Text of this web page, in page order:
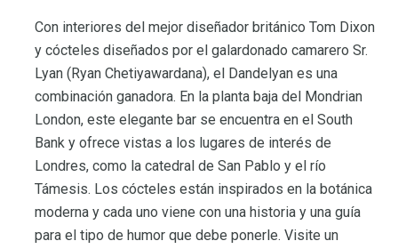
Con interiores del mejor diseñador británico Tom Dixon
y cócteles diseñados por el galardonado camarero Sr.
Lyan (Ryan Chetiyawardana), el Dandelyan es una
combinación ganadora. En la planta baja del Mondrian
London, este elegante bar se encuentra en el South
Bank y ofrece vistas a los lugares de interés de
Londres, como la catedral de San Pablo y el río
Támesis. Los cócteles están inspirados en la botánica
moderna y cada uno viene con una historia y una guía
para el tipo de humor que debe ponerle. Visite un